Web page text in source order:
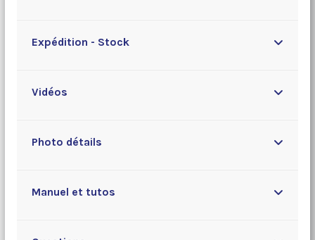
Expédition - Stock
Vidéos
Photo détails
Manuel et tutos